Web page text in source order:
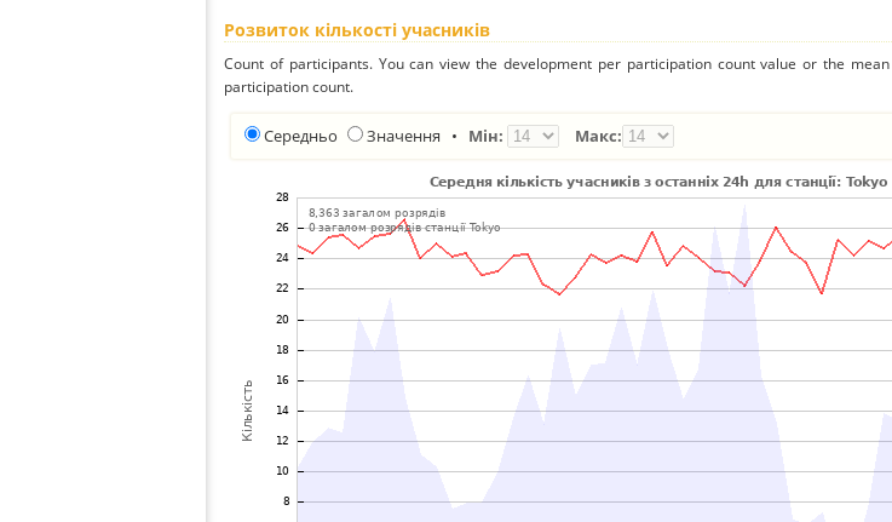
Розвиток кількості учасників
Count of participants. You can view the development per participation count value or the mean
participation count.
Середньо Значення • Мін: Макс: